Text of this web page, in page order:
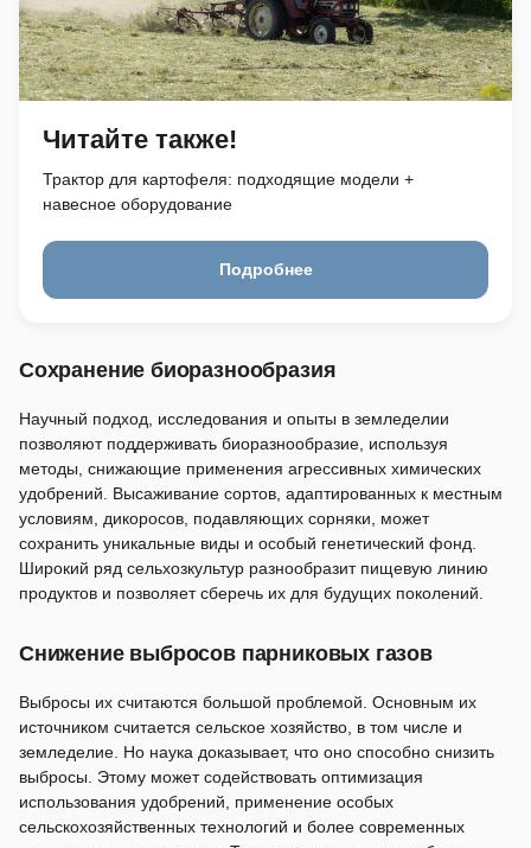
Читайте также!
Трактор для картофеля: подходящие модели +
навесное оборудование
Подробнее
Сохранение биоразнообразия
Научный подход, исследования и опыты в земледелии
позволяют поддерживать биоразнообразие, используя
методы, снижающие применения агрессивных химических
удобрений. Высаживание сортов, адаптированных к местным
условиям, дикоросов, подавляющих сорняки, может
сохранить уникальные виды и особый генетический фонд.
Широкий ряд сельхозкультур разнообразит пищевую линию
продуктов и позволяет сберечь их для будущих поколений.
Снижение выбросов парниковых газов
Выбросы их считаются большой проблемой. Основным их
источником считается сельское хозяйство, в том числе и
земледелие. Но наука доказывает, что оно способно снизить
выбросы. Этому может содействовать оптимизация
использования удобрений, применение особых
сельскохозяйственных технологий и более современных